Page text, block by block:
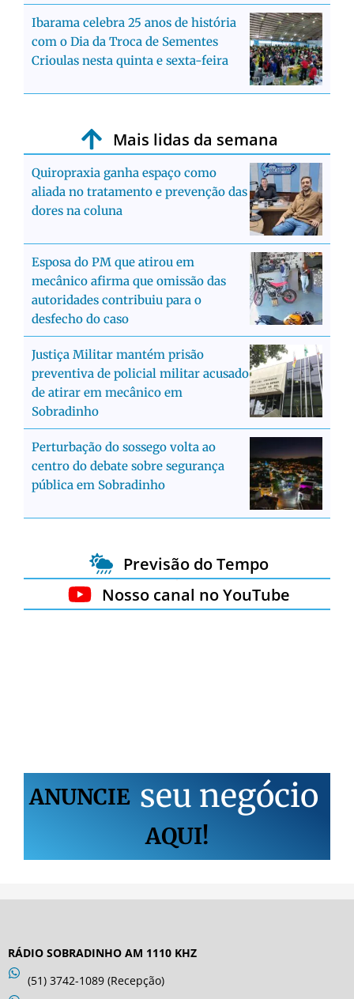
Ibarama celebra 25 anos de história
com o Dia da Troca de Sementes
Crioulas nesta quinta e sexta-feira
Mais lidas da semana
Quiropraxia ganha espaço como
aliada no tratamento e prevenção das
dores na coluna
Esposa do PM que atirou em
mecânico afirma que omissão das
autoridades contribuiu para o
desfecho do caso
Justiça Militar mantém prisão
preventiva de policial militar acusado
de atirar em mecânico em
Sobradinho
Perturbação do sossego volta ao
centro do debate sobre segurança
pública em Sobradinho
Previsão do Tempo
Nosso canal no YouTube
ANUNCIE seu negócio
AQUI!
RÁDIO SOBRADINHO AM 1110 KHZ
(51) 3742-1089 (Recepção)